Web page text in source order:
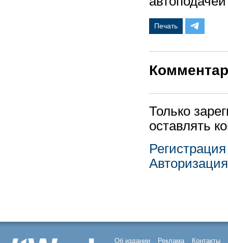
Печать
Только
оставлять
Регистрация
Авторизация
Об издании Реклама Контакты